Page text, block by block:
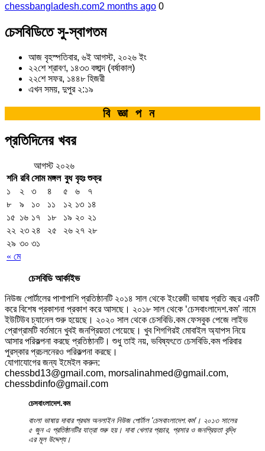
chessbangladesh.com2 months ago 0
চেসবিডিতে সু-স্বাগতম
আজ বৃহস্পতিবার, ৬ই আগস্ট, ২০২৬ ইং
২২শে শ্রাবণ, ১৪৩৩ বঙ্গাব্দ (বর্ষাকাল)
২২শে সফর, ১৪৪৮ হিজরী
এখন সময়, দুপুর ২:১৯
বিজ্ঞাপন
প্রতিদিনের খবর
আগস্ট ২০২৬
শনি রবি সোম মঙ্গল বুধ বৃহঃ শুক্র
« মে
১ ২ ৩ ৪ ৫ ৬
৭
৮
৯ ১০ ১১ ১২ ১৩ ১৪
১৫ ১৬ ১৭ ১৮ ১৯ ২০ ২১
২২ ২৩ ২৪ ২৫ ২৬ ২৭ ২৮
২৯ ৩০ ৩১
চেসবিডি আর্কাইভ
নিউজ পোর্টালের পাশাপাশি প্রতিষ্ঠানটি ২০১৪ সাল থেকে ইংরেজী ভাষায় প্রতি বছর একটি
করে বিশেষ প্রকাশনা প্রকাশ করে আসছে। ২০১৮ সাল থেকে ‘চেসবাংলাদেশ.কম’ নামে
ইউটিউব চ্যানেল শুরু হয়েছে। ২০২০ সাল থেকে চেসবিডি.কম ফেসবুক পেজে লাইভ
প্রোগ্রামটি বর্তমানে খুবই জনপ্রিয়তা পেয়েছে। খুব শিগগিরই মোবাইল অ্যাপস নিয়ে
আসার পরিকল্পনা করছে প্রতিষ্ঠানটি। শুধু তাই নয়, ভবিষ্যৎতে চেসবিডি.কম পরিবার
পুরস্কার প্রচলনেরও পরিকল্পনা করছে।
যোগাযোগের জন্য ইমেইল করুন:
chessbd13@gmail.com, morsalinahmed@gmail.com,
chessbdinfo@gmail.com
চেসবাংলাদেশ.কম
বাংলা ভাষায় দাবার প্রথম অনলাইন নিউজ পোর্টাল 'চেসবাংলাদেশ.কম'। ২০১৩ সালের
৫ জুন এ প্রতিষ্ঠানটির যাত্রা শুরু হয়। দাবা খেলার প্রচার, প্রসার ও জনপ্রিয়তা বৃদ্ধি
এর মূল উদ্দেশ্য।